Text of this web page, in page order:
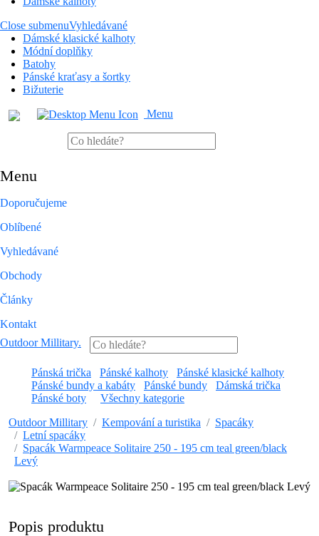
Close submenuVyhledávané
Dámské klasické kalhoty
Módní doplňky
Batohy
Pánské kraťasy a šortky
Bižuterie
Menu
Menu
Doporučujeme
Oblíbené
Vyhledávané
Obchody
Články
Kontakt
Outdoor Millitary.
Pánská trička Pánské kalhoty
Pánské klasické kalhoty
Pánské bundy a kabáty
Pánské bundy
Dámská trička
Pánské boty
Všechny kategorie
Outdoor Millitary
Kempování a turistika
Spacáky
Letní spacáky
Spacák Warmpeace Solitaire 250 - 195 cm teal green/black
Levý
Popis produktu